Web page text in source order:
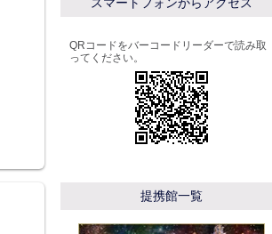
QRコードをバーコードリーダーで読み取
ってください。
提携館一覧